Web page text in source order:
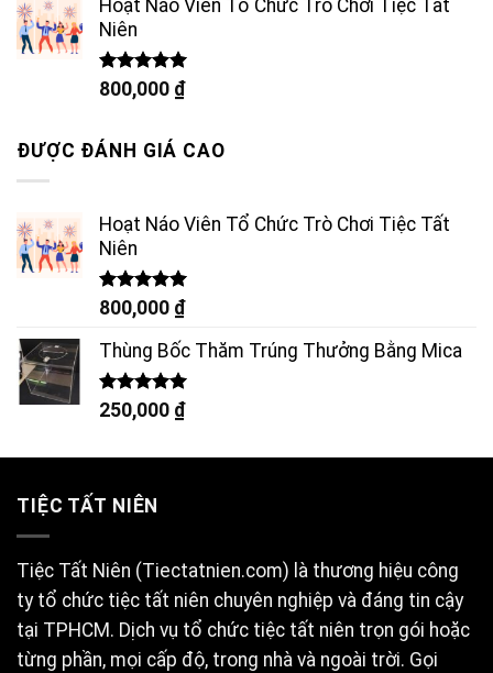
Hoạt Náo Viên Tổ Chức Trò Chơi Tiệc Tất
Niên
Được xếp
hạng
800,000 ₫
ĐƯỢC ĐÁNH GIÁ CAO
Hoạt Náo Viên Tổ Chức Trò Chơi Tiệc Tất
Niên
Được xếp
hạng
5 sao
800,000 ₫
Thùng Bốc Thăm Trúng Thưởng Bằng Mica
Được xếp
hạng
250,000 ₫
TIỆC TẤT NIÊN
Tiệc Tất Niên (Tiectatnien.com) là thương hiệu công
ty tổ chức tiệc tất niên chuyên nghiệp và đáng tin cậy
tại TPHCM. Dịch vụ tổ chức tiệc tất niên trọn gói hoặc
từng phần, mọi cấp độ, trong nhà và ngoài trời. Gọi